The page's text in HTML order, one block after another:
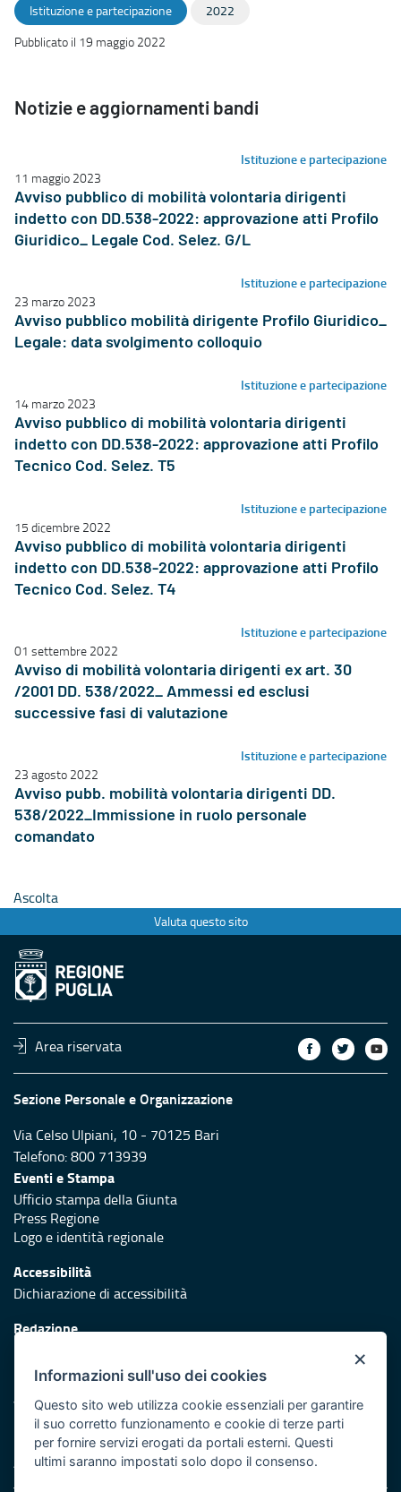
Istituzione e partecipazione
2022
Pubblicato il 19 maggio 2022
Notizie e aggiornamenti bandi
Istituzione e partecipazione
11 maggio 2023
Avviso pubblico di mobilità volontaria dirigenti
indetto con DD.538-2022: approvazione atti Profilo
Giuridico_ Legale Cod. Selez. G/L
Istituzione e partecipazione
23 marzo 2023
Avviso pubblico mobilità dirigente Profilo Giuridico_
Legale: data svolgimento colloquio
Istituzione e partecipazione
14 marzo 2023
Avviso pubblico di mobilità volontaria dirigenti
indetto con DD.538-2022: approvazione atti Profilo
Tecnico Cod. Selez. T5
Istituzione e partecipazione
15 dicembre 2022
Avviso pubblico di mobilità volontaria dirigenti
indetto con DD.538-2022: approvazione atti Profilo
Tecnico Cod. Selez. T4
Istituzione e partecipazione
01 settembre 2022
Avviso di mobilità volontaria dirigenti ex art. 30
/2001 DD. 538/2022_ Ammessi ed esclusi
successive fasi di valutazione
Istituzione e partecipazione
23 agosto 2022
Avviso pubb. mobilità volontaria dirigenti DD.
538/2022_Immissione in ruolo personale
comandato
Ascolta
Valuta questo sito
Area riservata
Sezione Personale e Organizzazione
Via Celso Ulpiani, 10 - 70125 Bari
Telefono: 800 713939
Eventi e Stampa
Ufficio stampa della Giunta
Press Regione
Logo e identità regionale
Accessibilità
Dichiarazione di accessibilità
Redazione
Protezione civile
Vai al sito di Protezione Civile Puglia
Iniziativa finanziata con risorse del POR Puglia 2014/2020 -
Asse XI
×
Informazioni sull'uso dei cookies
Questo sito web utilizza cookie essenziali per garantire
il suo corretto funzionamento e cookie di terze parti
per fornire servizi erogati da portali esterni. Questi
ultimi saranno impostati solo dopo il consenso.